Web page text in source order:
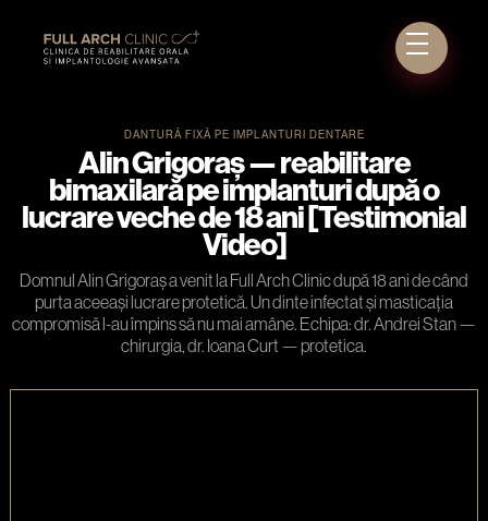
DANTURĂ FIXĂ PE IMPLANTURI DENTARE
Alin Grigoraș — reabilitare
bimaxilară pe implanturi după o
lucrare veche de 18 ani [Testimonial
Video]
Domnul Alin Grigoraș a venit la Full Arch Clinic după 18 ani de când
purta aceeași lucrare protetică. Un dinte infectat și masticația
compromisă l-au împins să nu mai amâne. Echipa: dr. Andrei Stan —
chirurgia, dr. Ioana Curt — protetica.